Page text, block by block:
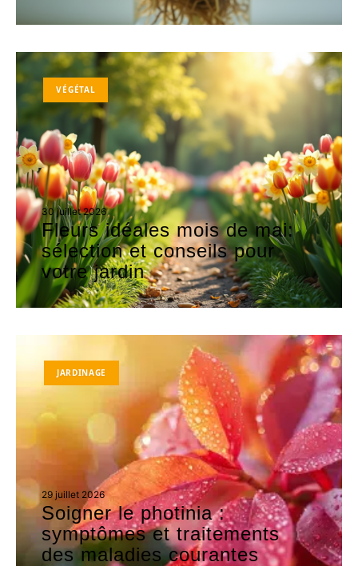
VÉGÉTAL
30 juillet 2026
Fleurs idéales mois de mai:
sélection et conseils pour
votre jardin
JARDINAGE
29 juillet 2026
Soigner le photinia :
symptômes et traitements
des maladies courantes